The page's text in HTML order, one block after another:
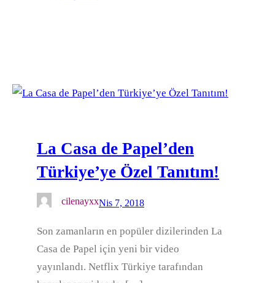
La Casa de Papel’den
Türkiye’ye Özel Tanıtım!
cilenayxxNis 7, 2018
Son zamanların en popüler dizilerinden La
Casa de Papel için yeni bir video
yayınlandı. Netflix Türkiye tarafından